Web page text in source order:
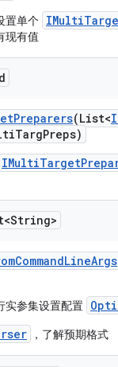
置单个
现有值
Preparers(List<
TargPreps)
CommandLineArgs
实参集设置配置
，了解预期格式